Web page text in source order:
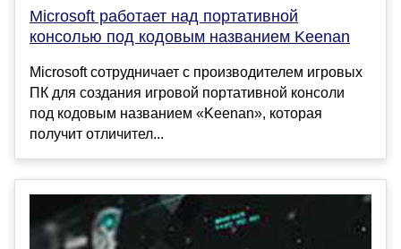
Microsoft работает над портативной
консолью под кодовым названием Keenan
Microsoft сотрудничает с производителем игровых
ПК для создания игровой портативной консоли
под кодовым названием «Keenan», которая
получит отличител...